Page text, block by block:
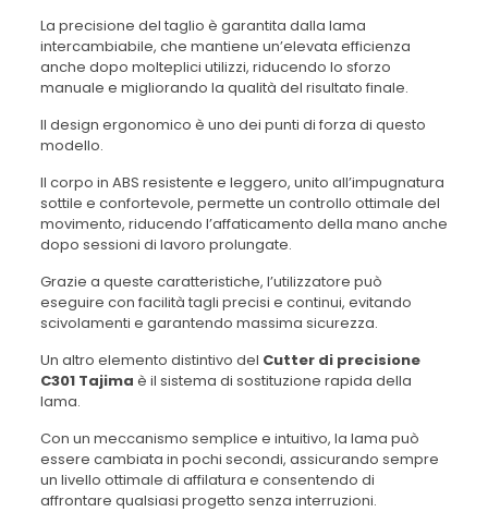
La precisione del taglio è garantita dalla lama
intercambiabile, che mantiene un’elevata efficienza
anche dopo molteplici utilizzi, riducendo lo sforzo
manuale e migliorando la qualità del risultato finale.
Il design ergonomico è uno dei punti di forza di questo
modello.
Il corpo in ABS resistente e leggero, unito all’impugnatura
sottile e confortevole, permette un controllo ottimale del
movimento, riducendo l’affaticamento della mano anche
dopo sessioni di lavoro prolungate.
Grazie a queste caratteristiche, l’utilizzatore può
eseguire con facilità tagli precisi e continui, evitando
scivolamenti e garantendo massima sicurezza.
Un altro elemento distintivo del Cutter di precisione
C301 Tajima è il sistema di sostituzione rapida della
lama.
Con un meccanismo semplice e intuitivo, la lama può
essere cambiata in pochi secondi, assicurando sempre
un livello ottimale di affilatura e consentendo di
affrontare qualsiasi progetto senza interruzioni.